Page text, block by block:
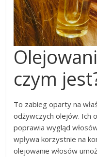
czym
To zabieg oparty na
odżywczych olejów. Ich
poprawia wygląd
wpływa korzystnie na
olejowanie włosów